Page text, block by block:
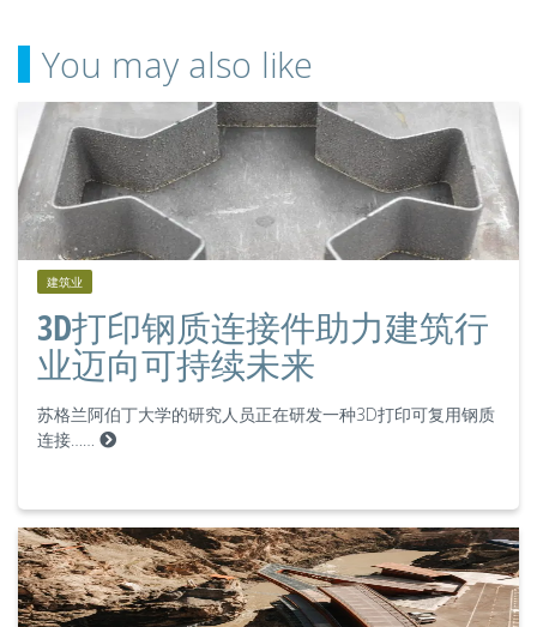
You may also like
建筑业
3D打印钢质连接件助力建筑行
业迈向可持续未来
苏格兰阿伯丁大学的研究人员正在研发一种3D打印可复用钢质
连接……